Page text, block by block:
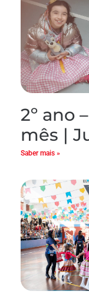
2º ano
mês |
Saber mais »